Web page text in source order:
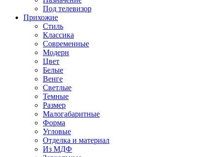
Под телевизор
Прихожие
Стиль
Классика
Современные
Модерн
Цвет
Белые
Венге
Светлые
Темные
Размер
Малогабаритные
Форма
Угловые
Отделка и материал
Из МДФ